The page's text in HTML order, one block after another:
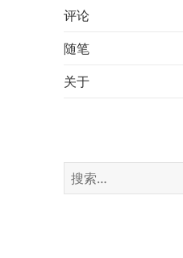
评论
随笔
关于
搜
索：